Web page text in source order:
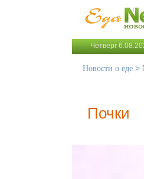
Четверг
Новости о еде >
Почки